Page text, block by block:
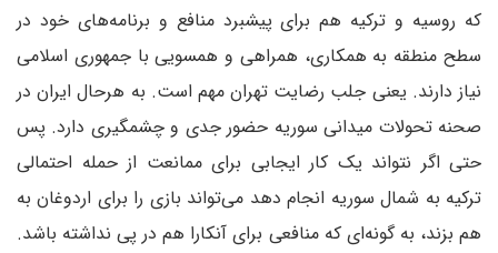
که روسیه و ترکیه هم برای پیشبرد منافع و برنامه‌های خود در
سطح منطقه به همکاری، همراهی و همسویی با جمهوری اسلامی
نیاز دارند. یعنی جلب رضایت تهران مهم است. به هرحال ایران در
صحنه تحولات میدانی سوریه حضور جدی و چشمگیری دارد. پس
حتی اگر نتواند یک کار ایجابی برای ممانعت از حمله احتمالی
ترکیه به شمال سوریه انجام دهد می‌تواند بازی را برای اردوغان به
هم بزند، به گونه‌ای که منافعی برای آنکارا هم در پی نداشته باشد.